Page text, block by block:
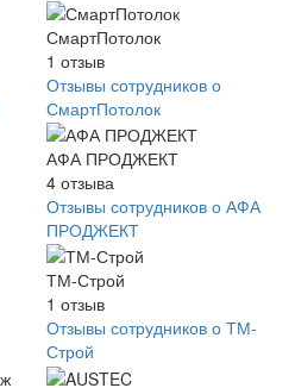
СмартПотолок
1 отзыв
Отзывы сотрудников о
СмартПотолок
АФА ПРОДЖЕКТ
4 отзыва
Отзывы сотрудников о АФА
ПРОДЖЕКТ
ТМ-Строй
1 отзыв
Отзывы сотрудников о ТМ-
Строй